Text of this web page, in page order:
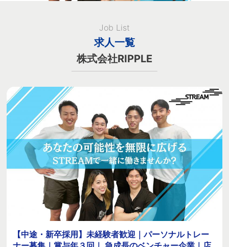
Job List
求人一覧
株式会社RIPPLE
【中途・新卒採用】未経験者歓迎｜パーソナルトレー